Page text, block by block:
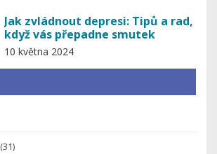
Jak zvládnout depresi: Tipů a rad,
když vás přepadne smutek
10 května 2024
(31)